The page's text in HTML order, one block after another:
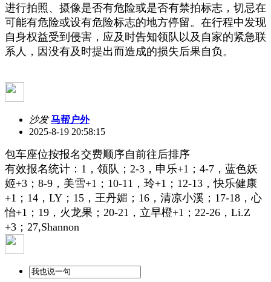
进行拍照、摄像是否有危险或是否有禁拍标志，切忌在
可能有危险或设有危险标志的地方停留。在行程中发现
自身权益受到侵害，应及时告知领队以及自家的紧急联
系人，因没有及时提出而造成的损失后果自负。
沙发 马帮户外
2025-8-19 20:58:15
包车座位按报名交费顺序自前往后排序
有效报名统计：1，领队；2-3， 申乐+1；4-7， 蓝色妖
姬+3；8-9，美雪+1；10-11， 玲+1；12-13，快乐健康
+1；14， LY；15， 王丹媚；16， 清凉小溪；17-18，心
怡+1；19， 火龙果；20-21， 立早橙+1；22-26， Li.Z
+3；27,Shannon